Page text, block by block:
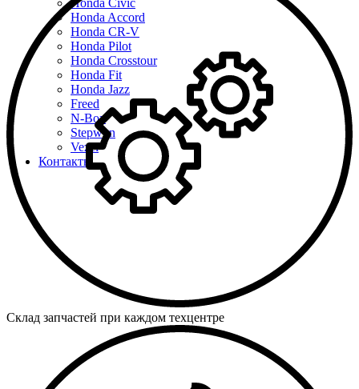
Honda Civic
Honda Accord
Honda CR-V
Honda Pilot
Honda Crosstour
Honda Fit
Honda Jazz
Freed
N-Box
Stepwgn
Vezel
Контакты
Склад запчастей при каждом техцентре